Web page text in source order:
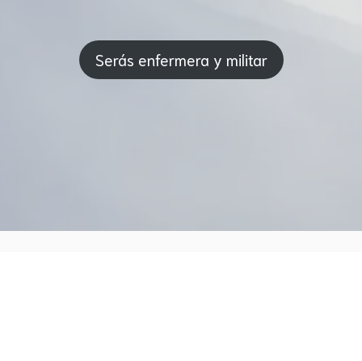
Serás enfermera y militar